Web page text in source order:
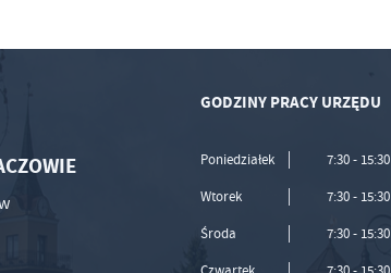
GODZINY PRACY URZĘDU
Poniedziałek 7:30 - 15:30
Wtorek 7:30 - 15:30
Środa 7:30 - 15:30